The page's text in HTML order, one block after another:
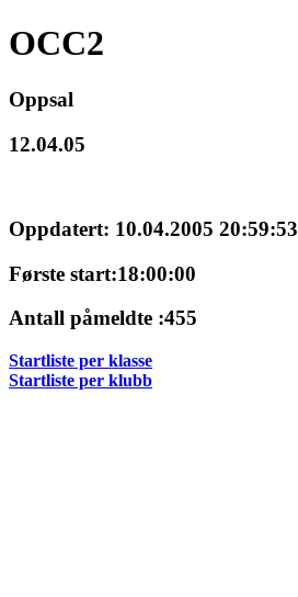
OCC2
Oppsal
12.04.05
Oppdatert: 10.04.2005 20:59:53
Første start:18:00:00
Antall påmeldte :455
Startliste per klasse
Startliste per klubb